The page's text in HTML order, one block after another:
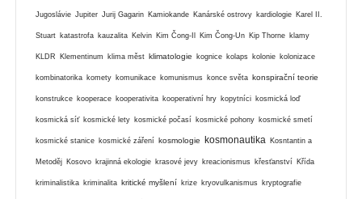
Jugoslávie Jupiter Jurij Gagarin Kamiokande Kanárské ostrovy kardiologie Karel II.
Stuart katastrofa kauzalita Kelvin Kim Čong-Il Kim Čong-Un Kip Thorne klamy
KLDR Klementinum klima měst klimatologie kognice kolaps kolonie kolonizace
kombinatorika komety komunikace komunismus konce světa konspirační teorie
konstrukce kooperace kooperativita kooperativní hry kopytníci kosmická loď
kosmická síť kosmické lety kosmické počasí kosmické pohony kosmické smetí
kosmické stanice kosmické záření kosmologie kosmonautika Kosntantin a
Metoděj Kosovo krajinná ekologie krasové jevy kreacionismus křesťanství Křída
kriminalistika kriminalita kritické myšlení krize kryovulkanismus kryptografie